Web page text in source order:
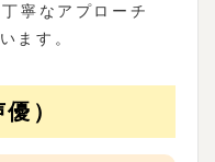
寧なアプローチ
ます。
）